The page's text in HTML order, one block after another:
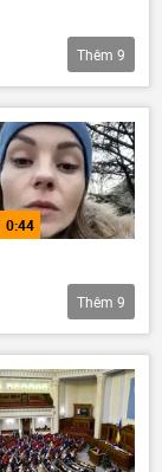
Thêm 9
0:44
Thêm 9